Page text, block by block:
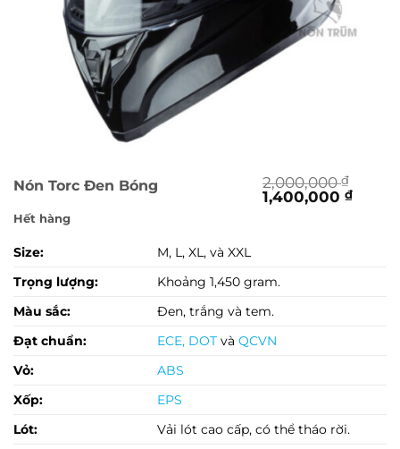
Nón Torc Đen Bóng 2,000,000₫
Giá
gốc
1,400,000₫Giá
Hết hàng
Size:
M, L, XL, và XXL
Trọng lượng:
Khoảng 1,450 gram.
Màu sắc:
Đen, trắng và tem.
Đạt chuẩn:
ECE, DOT vàQCVN
Vỏ:
ABS
Xốp:
EPS
Lót:
Vải lót cao cấp, có thể tháo rời.